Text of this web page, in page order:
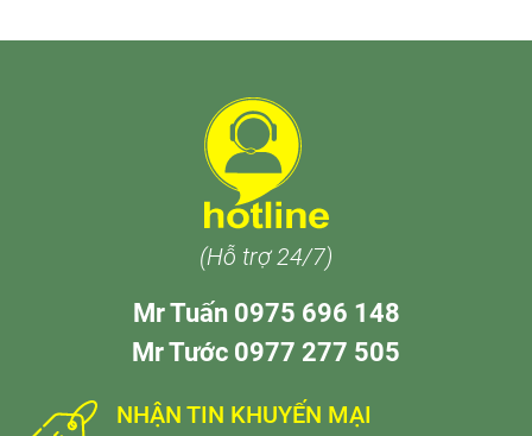
(Hỗ trợ 24/7)
Mr Tuấn 0975 696 148
Mr Tước 0977 277 505
NHẬN TIN KHUYẾN MẠI